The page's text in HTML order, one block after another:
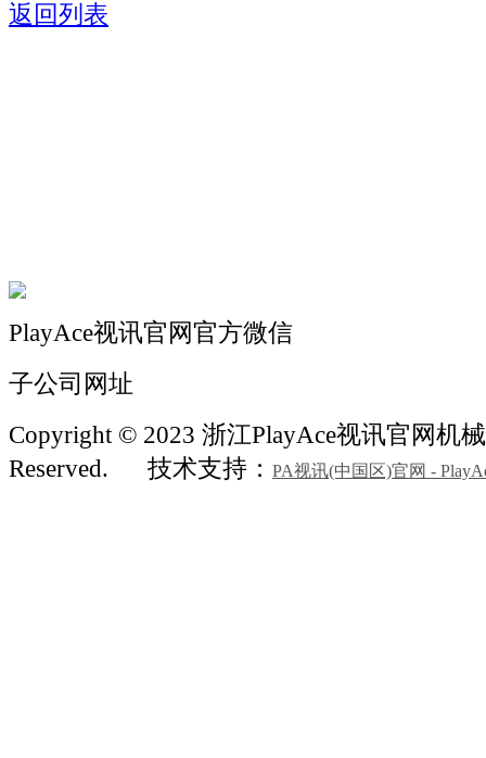
返回列表
PlayAce视讯官网官方微信
子公司网址
Copyright © 2023 浙江PlayAce视讯官网机
Reserved.
技术支持： PA视讯(中国区)官网 -